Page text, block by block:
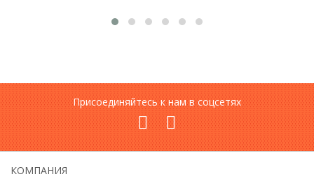
Присоединяйтесь к нам в соцсетях
КОМПАНИЯ